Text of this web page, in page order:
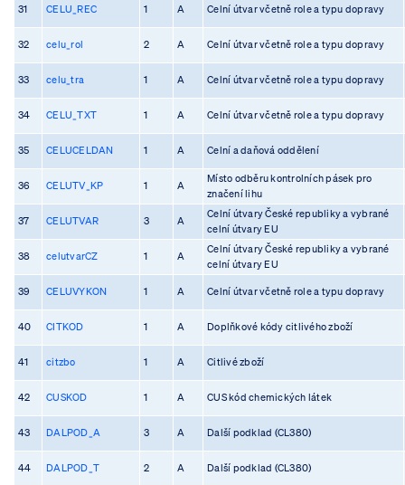
31 CELU_REC 1 A Celní útvar včetně role a typu dopravy
32 celu_rol 2 A Celní útvar včetně role a typu dopravy
33 celu_tra 1 A Celní útvar včetně role a typu dopravy
34 CELU_TXT 1 A Celní útvar včetně role a typu dopravy
35 CELUCELDAN 1 A Celní a daňová oddělení
36 CELUTV_KP 1 A
Místo odběru kontrolních pásek pro
značení lihu
37 CELUTVAR 3 A
Celní útvary České republiky a vybrané
celní útvary EU
38 celutvarCZ 1 A
Celní útvary České republiky a vybrané
celní útvary EU
39 CELUVYKON 1 A Celní útvar včetně role a typu dopravy
40 CITKOD 1 A Doplňkové kódy citlivého zboží
41 citzbo 1 A Citlivé zboží
42 CUSKOD 1 A CUS kód chemických látek
43 DALPOD_A 3 A Další podklad (CL380)
44 DALPOD_T 2 A Další podklad (CL380)